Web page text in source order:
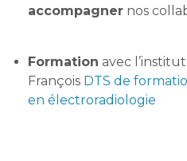
accompagner nos
Formation avec
François DTS de
en électroradiologie